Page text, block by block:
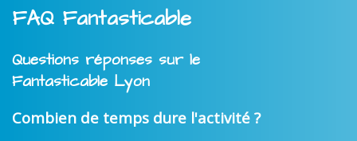
FAQ Fantasticable
Questions réponses sur le
Fantasticable Lyon
Combien de temps dure l'activité ?